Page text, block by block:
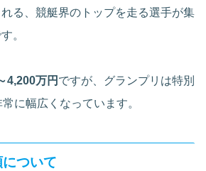
る、競艇界のトップを走る選手が集
。
4,200万円 ですが、グランプリは特別
常に幅広くなっています。
ついて